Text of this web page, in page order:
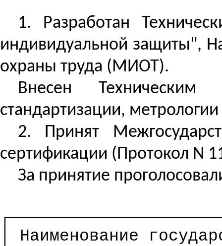
1. Разработан
индивидуальной защиты",
охраны труда (МИОТ).
Внесен Техническим
стандартизации,
2. Принят
сертификации (Протокол N
За принятие
│ Наименование